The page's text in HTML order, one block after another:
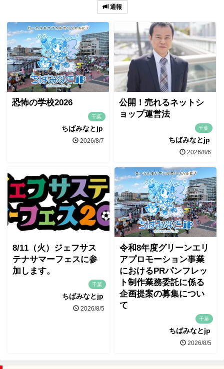
通報
恐怖の学校2026
千葉
ちばみなとjp
2026/8/7
公開！売れるネットシ
ョップ運営法
千葉
ちばみなとjp
2026/8/6
8/11（火）ジェフサス
テナサマーフェスに参
加します。
千葉
ちばみなとjp
2026/8/5
令和8年度グリーンエリ
アプロモーション事業
におけるPRパンフレッ
ト制作業務委託に係る
企画提案の募集につい
て
千葉
ちばみなとjp
2026/8/5